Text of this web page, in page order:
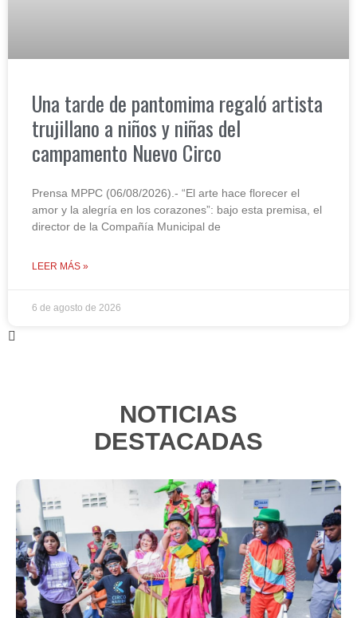
Una tarde de pantomima regaló artista
trujillano a niños y niñas del
campamento Nuevo Circo
Prensa MPPC (06/08/2026).- “El arte hace florecer el
amor y la alegría en los corazones”: bajo esta premisa, el
director de la Compañía Municipal de
LEER MÁS »
6 de agosto de 2026
NOTICIAS
DESTACADAS